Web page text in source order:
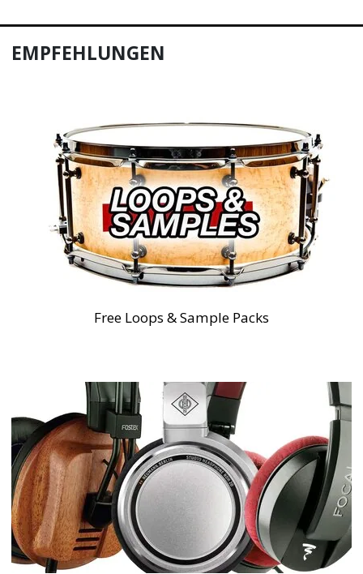
EMPFEHLUNGEN
Free Loops & Sample Packs